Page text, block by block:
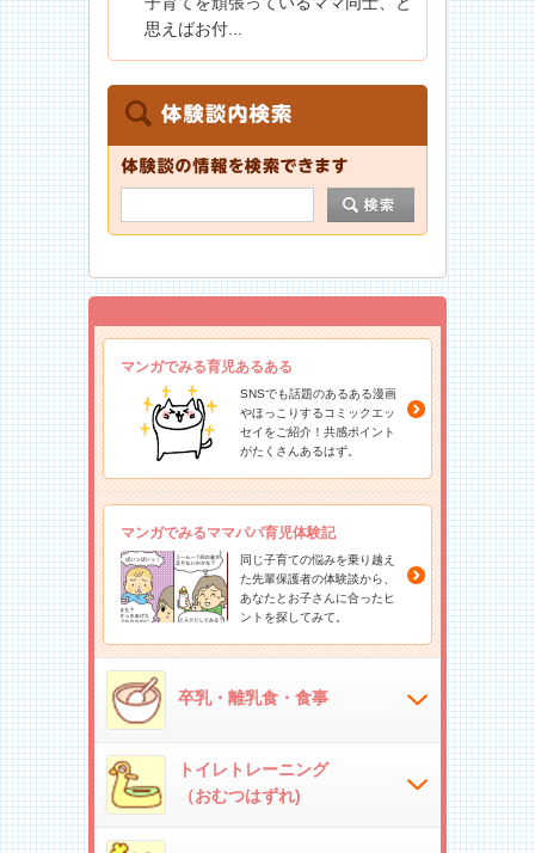
思えばお付...
マンガでみる育児あるある
SNSでも話題のあるある漫画
やほっこりするコミックエッ
セイをご紹介！共感ポイント
がたくさんあるはず。
マンガでみるママパパ育児体験記
同じ子育ての悩みを乗り越え
た先輩保護者の体験談から、
あなたとお子さんに合ったヒ
ントを探してみて。
卒乳・離乳食・食事
トイレトレーニング
（おむつはずれ)